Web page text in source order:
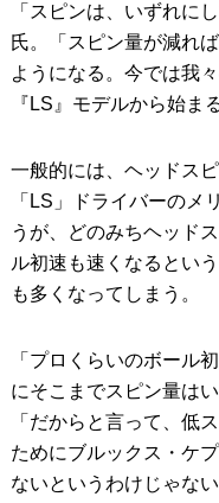
「スピンは、いずれに
氏。「スピン量が減れ
ようになる。今では我
『LS』モデルから始ま
一般的には、ヘッドス
「LS」ドライバーのメ
うが、どのみちヘッド
ル初速も速くなるとい
も多くなってしまう。
「プロくらいのボール
にそこまでスピン量は
「だからと言って、低
ためにブルックス・ケ
ないというわけじゃな